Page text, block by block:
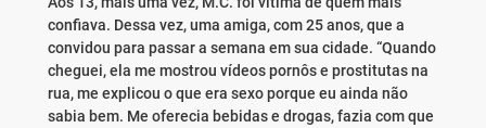
confiava. Dessa vez, uma amiga, com 25 anos, que a
convidou para passar a semana em sua cidade. “Quando
cheguei, ela me mostrou vídeos pornôs e prostitutas na
rua, me explicou o que era sexo porque eu ainda não
sabia bem. Me oferecia bebidas e drogas, fazia com que